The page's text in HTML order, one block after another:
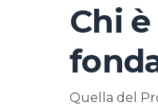
Chi
Quella del